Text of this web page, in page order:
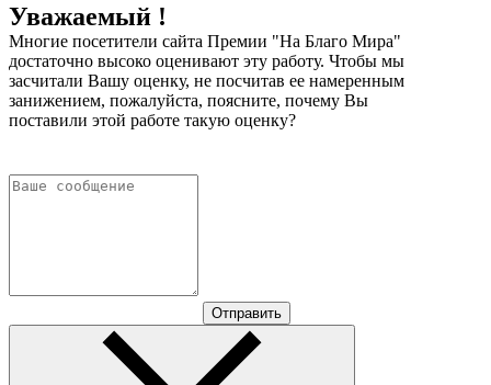
Уважаемый !
Многие посетители сайта Премии "На Благо Мира"
достаточно высоко оценивают эту работу. Чтобы мы
засчитали Вашу оценку, не посчитав ее намеренным
занижением, пожалуйста, поясните, почему Вы
поставили этой работе такую оценку?
Отправить